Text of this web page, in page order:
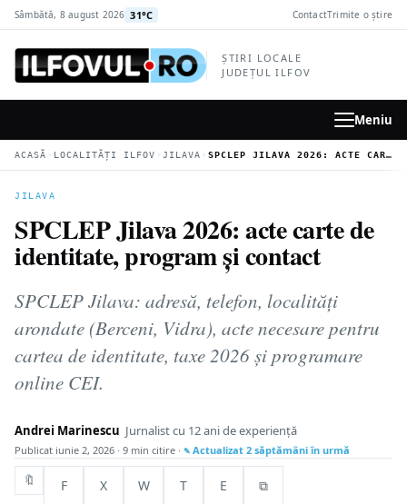
conținutul
Sâmbătă, 8 august 2026 31°C ContactTrimite o știre
ȘTIRI LOCALE
JUDEȚUL ILFOV
Meniu
ACASĂ › LOCALITĂȚI ILFOV › JILAVA › SPCLEP JILAVA 2026: ACTE CARTE DE IDENTITATE, PROGRAM ȘI CONTACT
JILAVA
SPCLEP Jilava 2026: acte carte de
identitate, program și contact
SPCLEP Jilava: adresă, telefon, localități
arondate (Berceni, Vidra), acte necesare pentru
cartea de identitate, taxe 2026 și programare
online CEI.
Andrei Marinescu Jurnalist cu 12 ani de experiență
Publicat iunie 2, 2026 · 9 min citire · Actualizat 2 săptămâni în urmă
🔖 F X W T E ⧉